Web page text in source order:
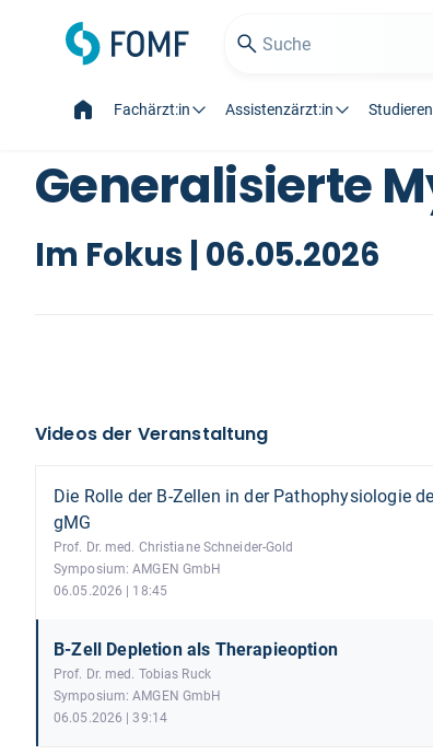
Fachärzt:in Assistenzärzt:in
Generalisierte
Im Fokus | 06.05.2026
Videos der Veranstaltung
Die Rolle der B-Zellen in der Pathophysiologie
gMG
Prof. Dr. med. Christiane Schneider-Gold
Symposium: AMGEN GmbH
06.05.2026 | 18:45
B-Zell Depletion als Therapieoption
Prof. Dr. med. Tobias Ruck
Symposium: AMGEN GmbH
06.05.2026 | 39:14